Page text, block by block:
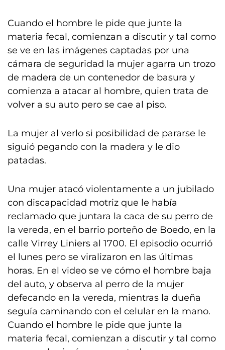
Cuando el hombre le pide que junte la
materia fecal, comienzan a discutir y tal como
se ve en las imágenes captadas por una
cámara de seguridad la mujer agarra un trozo
de madera de un contenedor de basura y
comienza a atacar al hombre, quien trata de
volver a su auto pero se cae al piso.
La mujer al verlo si posibilidad de pararse le
siguió pegando con la madera y le dio
patadas.
Una mujer atacó violentamente a un jubilado
con discapacidad motriz que le había
reclamado que juntara la caca de su perro de
la vereda, en el barrio porteño de Boedo, en la
calle Virrey Liniers al 1700. El episodio ocurrió
el lunes pero se viralizaron en las últimas
horas. En el video se ve cómo el hombre baja
del auto, y observa al perro de la mujer
defecando en la vereda, mientras la dueña
seguía caminando con el celular en la mano.
Cuando el hombre le pide que junte la
materia fecal, comienzan a discutir y tal como